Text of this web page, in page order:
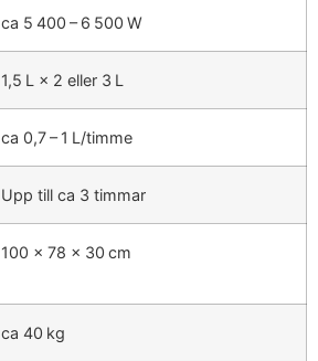
ca 5 400 – 6 500 W
1,5 L × 2 eller 3 L
ca 0,7 – 1 L/timme
Upp till ca 3 timmar
100 × 78 × 30 cm
ca 40 kg